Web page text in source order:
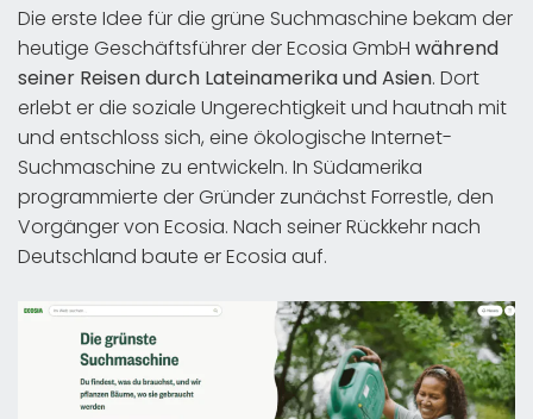
Die erste Idee für die grüne Suchmaschine bekam der
heutige Geschäftsführer der Ecosia GmbH während
seiner Reisen durch Lateinamerika und Asien. Dort
erlebt er die soziale Ungerechtigkeit und hautnah mit
und entschloss sich, eine ökologische Internet-
Suchmaschine zu entwickeln. In Südamerika
programmierte der Gründer zunächst Forrestle, den
Vorgänger von Ecosia. Nach seiner Rückkehr nach
Deutschland baute er Ecosia auf.